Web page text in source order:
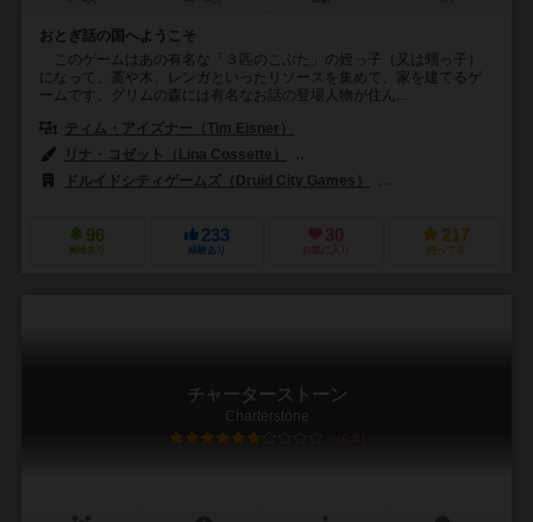
おとぎ話の国へようこそ
このゲームはあの有名な「３匹のこぶた」の姪っ子（又は甥っ子）
になって、藁や木、レンガといったリソースを集めて、家を建てるゲ
ームです。グリムの森には有名なお話の登場人物が住ん...
ティム・アイズナー（Tim Eisner）
リナ・コゼット（Lina Cossette）
ドルイドシティゲームズ（Druid City Games）
96
興味あり
233
経験あり
30
お気に入り
217
持ってる
チャーターストーン
Charterstone
6.3